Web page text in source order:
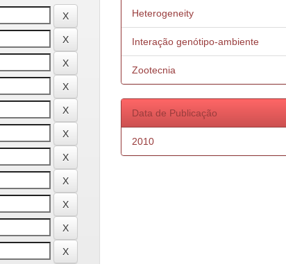
Heterogeneity
Interação genótipo-ambiente
Zootecnia
Data de Publicação
2010